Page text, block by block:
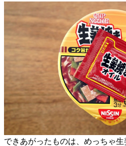
できあがったものは、めっちゃ生